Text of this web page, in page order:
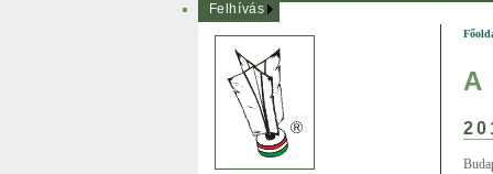
Felhívás
A